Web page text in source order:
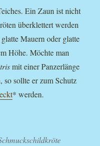
Ein Zaun ist nicht
überklettert werden
Mauern oder glatte
Höhe. Möchte man
mit einer Panzerlänge
so sollte er zum Schutz
* werden.